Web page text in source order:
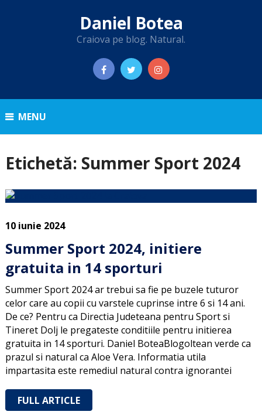
Daniel Botea
Craiova pe blog. Natural.
MENU
Etichetă: Summer Sport 2024
10 iunie 2024
Summer Sport 2024, initiere
gratuita in 14 sporturi
Summer Sport 2024 ar trebui sa fie pe buzele tuturor
celor care au copii cu varstele cuprinse intre 6 si 14 ani.
De ce? Pentru ca Directia Judeteana pentru Sport si
Tineret Dolj le pregateste conditiile pentru initierea
gratuita in 14 sporturi. Daniel BoteaBlogoltean verde ca
prazul si natural ca Aloe Vera. Informatia utila
impartasita este remediul natural contra ignorantei
FULL ARTICLE